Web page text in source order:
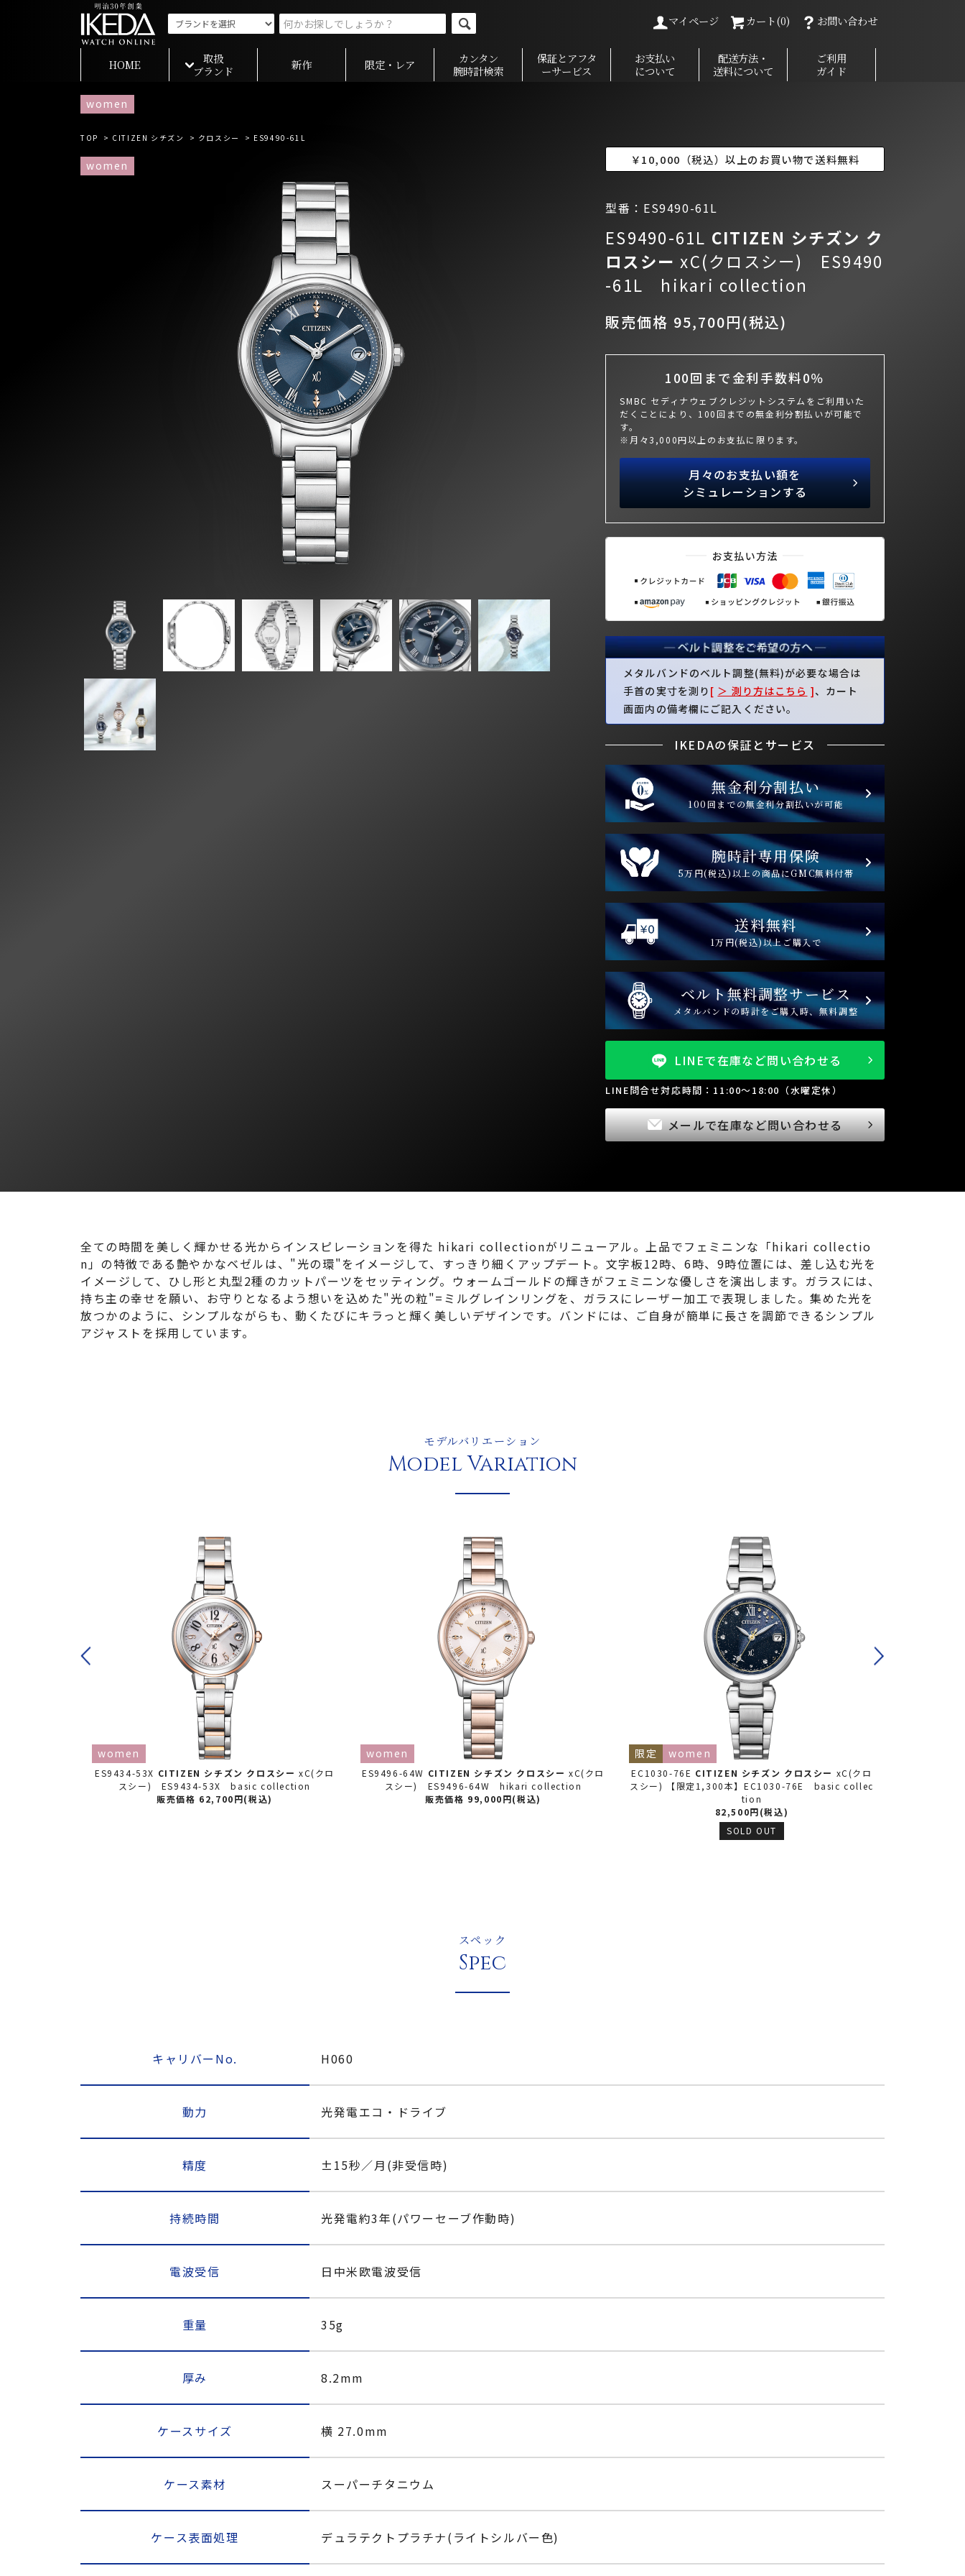
マイページ カート(0) お問い合わせ
HOME
取扱
ブランド
新作 限定・レア
カンタン
腕時計検索
保証とアフタ
ーサービス
お支払い
について
配送方法・
送料について
ご利用
ガイド
women
TOP > CITIZEN シチズン > クロスシー > ES9490-61L
women ￥10,000（税込）以上のお買い物で送料無料
型番：ES9490-61L
ES9490-61L CITIZEN シチズン ク
ロスシー xC(クロスシー) ES9490
-61L hikari collection
販売価格 95,700円(税込)
100回まで金利手数料0％
SMBC セディナウェブクレジットシステムをご利用いた
だくことにより、100回までの無金利分割払いが可能で
す。
※月々3,000円以上のお支払に限ります。
月々のお支払い額を
シミュレーションする
メタルバンドのベルト調整(無料)が必要な場合は
手首の実寸を測り [ ＞ 測り方はこちら ]、カート
画面内の備考欄にご記入ください。
IKEDAの保証とサービス
無金利分割払い
100回までの無金利分割払いが可能
腕時計専用保険
5万円(税込)以上の商品にGMC無料付帯
送料無料
1万円(税込)以上ご購入で
ベルト無料調整サービス
メタルバンドの時計をご購入時、無料調整
LINEで在庫など問い合わせる
LINE問合せ対応時間：11:00～18:00（水曜定休）
メールで在庫など問い合わせる
全ての時間を美しく輝かせる光からインスピレーションを得た hikari collectionがリニューアル。上品でフェミニンな「hikari collectio
n」の特徴である艶やかなベゼルは、"光の環"をイメージして、すっきり細くアップデート。文字板12時、6時、9時位置には、差し込む光を
イメージして、ひし形と丸型2種のカットパーツをセッティング。ウォームゴールドの輝きがフェミニンな優しさを演出します。ガラスには、
持ち主の幸せを願い、お守りとなるよう想いを込めた"光の粒"=ミルグレインリングを、ガラスにレーザー加工で表現しました。集めた光を
放つかのように、シンプルながらも、動くたびにキラっと輝く美しいデザインです。バンドには、ご自身が簡単に長さを調節できるシンプル
アジャストを採用しています。
モデルバリエーション
Model Variation
ES9434-53X CITIZEN シチズン クロスシーxC(クロ
スシー) ES9434-53X basic collection
women
販売価格 62,700円(税込)
ES9496-64W CITIZEN シチズン クロスシーxC(クロ
スシー) ES9496-64W hikari collection
women
販売価格 99,000円(税込)
EC1030-76E CITIZEN シチズン クロスシー xC(クロ
スシー) 【限定1,300本】EC1030-76E basic collec
tion
限定 women
82,500円(税込)
SOLD OUT
スペック
Spec
キャリバーNo. H060
動力 光発電エコ・ドライブ
精度 ±15秒／月(非受信時)
持続時間 光発電約3年(パワーセーブ作動時)
電波受信 日中米欧電波受信
重量 35g
厚み 8.2mm
ケースサイズ 横 27.0mm
ケース素材 スーパーチタニウム
ケース表面処理 デュラテクトプラチナ(ライトシルバー色)